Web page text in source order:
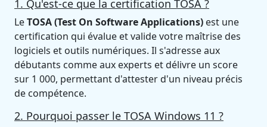
1. Qu'est-ce que la certification TOSA ?
LeTOSA (Test On Software Applications) est une
certification qui évalue et valide votre maîtrise des
logiciels et outils numériques. Il s'adresse aux
débutants comme aux experts et délivre un score
sur 1 000, permettant d'attester d'un niveau précis
de compétence.
2. Pourquoi passer le TOSA Windows 11 ?